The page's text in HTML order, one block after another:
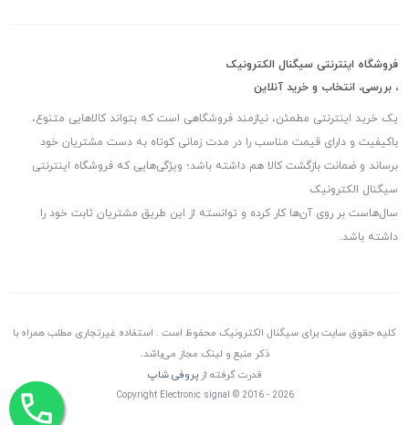
فروشگاه اینترنتی سیگنال الکترونیک
، بررسی، انتخاب و خرید آنلاین
یک خرید اینترنتی مطمئن، نیازمند فروشگاهی است که بتواند کالاهایی متنوع،
باکیفیت و دارای قیمت مناسب را در مدت زمانی کوتاه به دست مشتریان خود
برساند و ضمانت بازگشت کالا هم داشته باشد؛ ویژگی‌هایی که فروشگاه اینترنتی
سیگنال الکترونیک
سال‌هاست بر روی آن‌ها کار کرده و توانسته از این طریق مشتریان ثابت خود را
داشته باشد.
کلیه حقوق سایت برای سیگنال الکترونیک محفوظ است . استفاده غیرتجاری مطلب همراه با
ذکر منبع و لینک مجاز می‌باشد.
قدرت گرفته ازپروفی شاپ
Copyright Electronic signal © 2016 - 2026